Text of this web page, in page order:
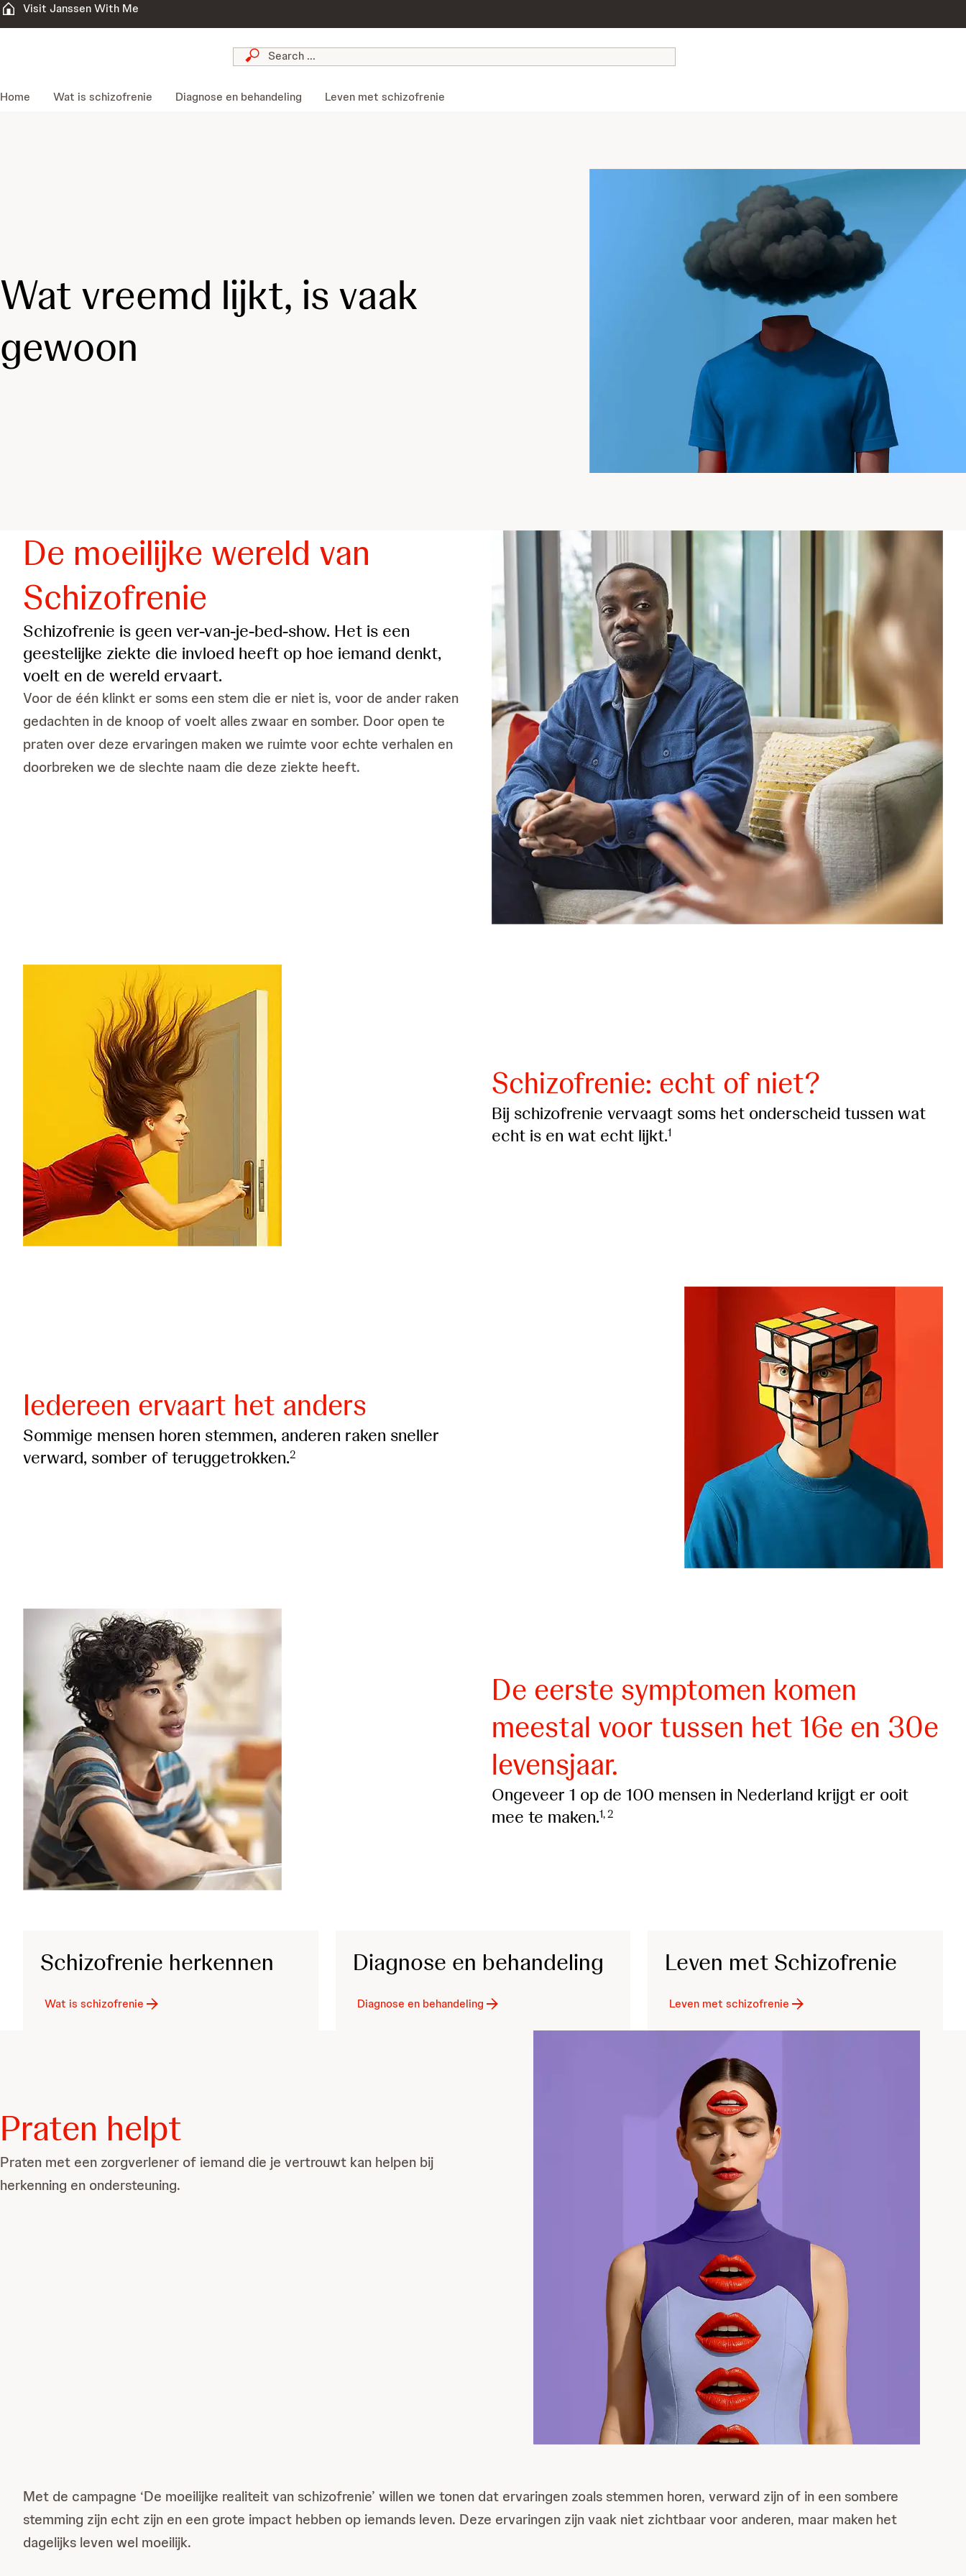
Visit Janssen With Me
Home Wat is schizofrenie Diagnose en behandeling Leven met schizofrenie
Wat vreemd lijkt, is vaak
gewoon
De moeilijke wereld van
Schizofrenie
Schizofrenie is geen ver-van-je-bed-show. Het is een
geestelijke ziekte die invloed heeft op hoe iemand denkt,
voelt en de wereld ervaart.
Voor de één klinkt er soms een stem die er niet is, voor de ander raken
gedachten in de knoop of voelt alles zwaar en somber. Door open te
praten over deze ervaringen maken we ruimte voor echte verhalen en
doorbreken we de slechte naam die deze ziekte heeft.
Schizofrenie: echt of niet?
Bij schizofrenie vervaagt soms het onderscheid tussen wat
echt is en wat echt lijkt.1
Iedereen ervaart het anders
Sommige mensen horen stemmen, anderen raken sneller
verward, somber of teruggetrokken.2
De eerste symptomen komen
meestal voor tussen het 16e en 30e
levensjaar.
Ongeveer 1 op de 100 mensen in Nederland krijgt er ooit
mee te maken.1, 2
Schizofrenie herkennen
Wat is schizofrenie
Diagnose en behandeling
Diagnose en behandeling
Leven met Schizofrenie
Leven met schizofrenie
Praten helpt
Praten met een zorgverlener of iemand die je vertrouwt kan helpen bij
herkenning en ondersteuning.
Met de campagne ‘De moeilijke realiteit van schizofrenie’ willen we tonen dat ervaringen zoals stemmen horen, verward zijn of in een sombere
stemming zijn echt zijn en een grote impact hebben op iemands leven. Deze ervaringen zijn vaak niet zichtbaar voor anderen, maar maken het
dagelijks leven wel moeilijk.